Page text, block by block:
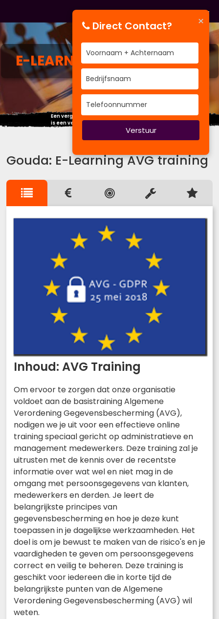
E-LEARNINGAVG TRAINING
Een vergadering waarin iedereen het eens is,
is een verloren vergadering.
Gouda: E-Learning AVG training
Inhoud: AVG Training
Om ervoor te zorgen dat onze organisatie
voldoet aan de basistraining Algemene
Verordening Gegevensbescherming (AVG),
nodigen we je uit voor een effectieve online
training speciaal gericht op administratieve en
management medewerkers. Deze training zal je
uitrusten met de kennis over de recentste
informatie over wat wel en niet mag in de
omgang met persoonsgegevens van klanten,
medewerkers en derden. Je leert de
belangrijkste principes van
gegevensbescherming en hoe je deze kunt
toepassen in je dagelijkse werkzaamheden. Het
doel is om je bewust te maken van de risico's en je
vaardigheden te geven om persoonsgegevens
correct en veilig te beheren. Deze training is
geschikt voor iedereen die in korte tijd de
belangrijkste punten van de Algemene
Verordening Gegevensbescherming (AVG) wil
weten.
×
Direct Contact?
Verstuur